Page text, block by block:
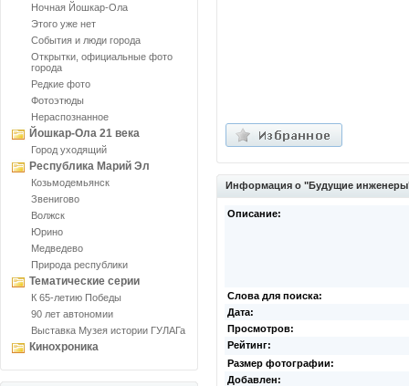
Ночная Йошкар-Ола
Этого уже нет
События и люди города
Открытки, официальные фото
города
Редкие фото
Фотоэтюды
Нераспознанное
Йошкар-Ола 21 века
Город уходящий
Республика Марий Эл
Козьмодемьянск
Звенигово
Волжск
Юрино
Медведево
Природа республики
Тематические серии
К 65-летию Победы
90 лет автономии
Выставка Музея истории ГУЛАГа
Кинохроника
Информация о "Будущие
Описание:
Слова для поиска:
Дата:
Просмотров:
Рейтинг:
Размер фотографии:
Добавлен: